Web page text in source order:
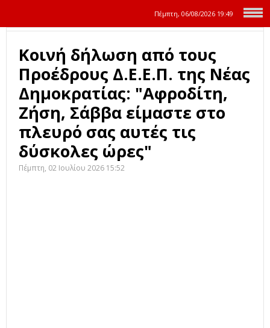
Πέμπτη, 06/08/2026 19:49
Κοινή δήλωση από τους
Προέδρους Δ.Ε.Ε.Π. της Νέας
Δημοκρατίας: "Αφροδίτη,
Ζήση, Σάββα είμαστε στο
πλευρό σας αυτές τις
δύσκολες ώρες"
Πέμπτη, 02 Ιουλίου 2026 15:52